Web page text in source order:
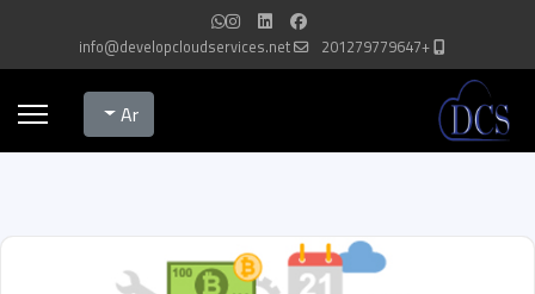
+201279779647
info@developcloudservices.net
Select your language
Ar